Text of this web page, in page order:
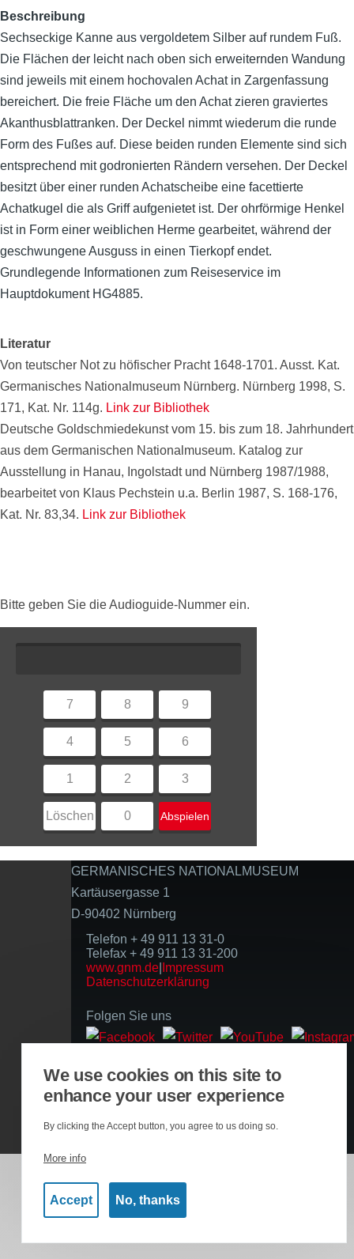
Beschreibung
Sechseckige Kanne aus vergoldetem Silber auf rundem Fuß.
Die Flächen der leicht nach oben sich erweiternden Wandung
sind jeweils mit einem hochovalen Achat in Zargenfassung
bereichert. Die freie Fläche um den Achat zieren graviertes
Akanthusblattranken. Der Deckel nimmt wiederum die runde
Form des Fußes auf. Diese beiden runden Elemente sind sich
entsprechend mit godronierten Rändern versehen. Der Deckel
besitzt über einer runden Achatscheibe eine facettierte
Achatkugel die als Griff aufgenietet ist. Der ohrförmige Henkel
ist in Form einer weiblichen Herme gearbeitet, während der
geschwungene Ausguss in einen Tierkopf endet.
Grundlegende Informationen zum Reiseservice im
Hauptdokument HG4885.
Literatur
Von teutscher Not zu höfischer Pracht 1648-1701. Ausst. Kat.
Germanisches Nationalmuseum Nürnberg. Nürnberg 1998, S.
171, Kat. Nr. 114g. Link zur Bibliothek
Deutsche Goldschmiedekunst vom 15. bis zum 18. Jahrhundert
aus dem Germanischen Nationalmuseum. Katalog zur
Ausstellung in Hanau, Ingolstadt und Nürnberg 1987/1988,
bearbeitet von Klaus Pechstein u.a. Berlin 1987, S. 168-176,
Kat. Nr. 83,34. Link zur Bibliothek
Bitte geben Sie die Audioguide-Nummer ein.
7 8 9
4 5 6
1 2 3
Löschen 0 Abspielen
GERMANISCHES NATIONALMUSEUM
Kartäusergasse 1
D-90402 Nürnberg
Telefon + 49 911 13 31-0
Telefax + 49 911 13 31-200
www.gnm.de Impressum
Datenschutzerklärung
Folgen Sie uns
Basierend auf der Infrastruktur
We use cookies on this site to
enhance your user experience
By clicking the Accept button, you agree to us doing so.
More info
Accept No, thanks